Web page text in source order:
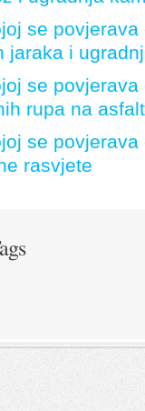
se
jaraka i
se
rupa na
se
rasvjete